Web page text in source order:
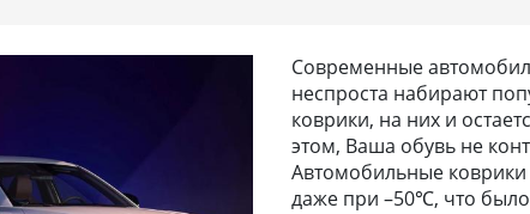
Современные
неспроста набирают
коврики, на них и
этом, Ваша обувь не
Автомобильные коврики
даже при –50℃, что было